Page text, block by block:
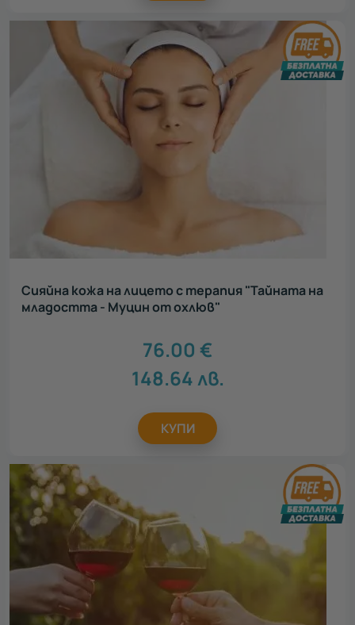
Сияйна кожа на лицето с терапия "Тайната на
младостта - Муцин от охлюв"
76.00 €
148.64лв.
КУПИ